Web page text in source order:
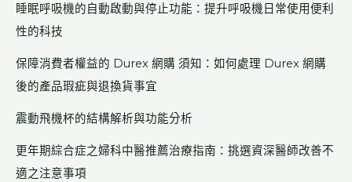
睡眠呼吸機的自動啟動與停止功能：提升呼吸機日常使用便利
性的科技
保障消費者權益的 Durex 網購 須知：如何處理 Durex 網購
後的產品瑕疵與退換貨事宜
震動飛機杯的結構解析與功能分析
更年期綜合症之婦科中醫推薦治療指南：挑選資深醫師改善不
適之注意事項